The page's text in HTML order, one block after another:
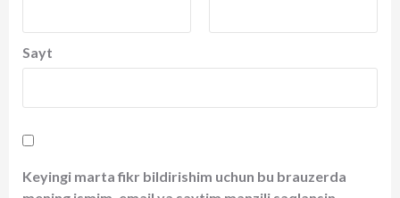
Sayt
Keyingi marta fikr bildirishim uchun bu brauzerda